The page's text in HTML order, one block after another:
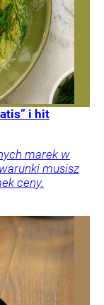
i hit
marek w
musisz
ceny.